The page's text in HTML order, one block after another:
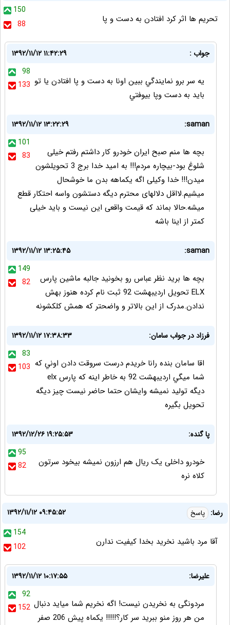
150
88
تحریم ها اثر کرد افتادن به دست و پا
جواب :
۱۳۹۲/۱۱/۱۲ ۱۱:۴۲:۲۹
98
133 يه سر برو نمايندگي ببين اونا به دست و پا افتادن يا تو
بايد به دست وپا بيوفتي
saman:
۱۳۹۲/۱۱/۱۲ ۱۳:۲۲:۲۹
101
83
بچه ها منم صبح ایران خودرو کار داشتم رفتم خیلی
شلوغ بود-بیچاره مردم!!! به امید خدا برج 3 تحویلشون
میدن!!! خدا وکیلی اگه یکماهه بدن ما خوشحال
میشیم.لااقل دلالهای محترم دیگه دستشون واسه احتکار قطع
میشه.حالا بماند که قیمت واقعی این نیست و باید خیلی
کمتر از اینا باشه
saman:
۱۳۹۲/۱۱/۱۲ ۱۳:۲۵:۴۵
149
82
بچه ها برید نظر عباس رو بخونید جالبه ماشین پارس
ELX تحویل اردیبهشت 92 ثبت نام کرده هنوز بهش
ندادن.مدرک از این بالاتر و واضحتر که همش کلکشونه
فرزاد در جواب سامان:
۱۳۹۲/۱۱/۱۲ ۱۷:۳۸:۳۳
83
103 اقا سامان بنده رانا خريدم درست سروقت دادن اوني كه
شما ميگي ارديبهشت 92 به خاطر اينه كه پارس elx
ديگه توليد نميشه وايشان حتما حاضر نيست چيز ديگه
تحويل بگيره
پا گنده:
۱۳۹۲/۱۲/۲۶ ۱۹:۲۵:۵۳
95
82
خودرو داخلی یک ریال هم ارزون نمیشه بیخود سرتون
کلاه نره
رضا: پاسخ
۱۳۹۲/۱۱/۱۲ ۰۹:۴۵:۵۲
154
102
آقا مرد باشید نخرید بخدا کیفیت ندارن
علیرضا:
۱۳۹۲/۱۱/۱۲ ۱۰:۱۷:۵۵
92
152 مردونگی به نخریدن نیست! اگه نخریم شما میاید دنبال
من هر روز منو ببرید سر کار؟!!!!! یکماه پیش 206 صفر